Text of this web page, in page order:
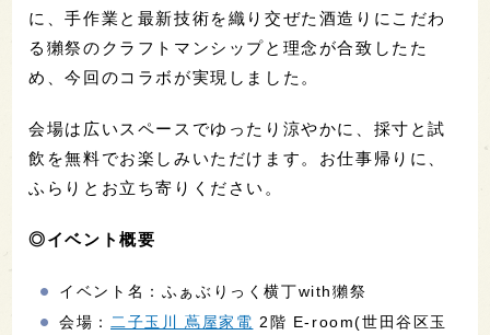
に、手作業と最新技術を織り交ぜた酒造りにこだわ
る獺祭のクラフトマンシップと理念が合致したた
め、今回のコラボが実現しました。
会場は広いスペースでゆったり涼やかに、採寸と試
飲を無料でお楽しみいただけます。お仕事帰りに、
ふらりとお立ち寄りください。
◎イベント概要
イベント名：ふぁぶりっく横丁with獺祭
会場：二子玉川 蔦屋家電 2階 E-room(世田谷区玉